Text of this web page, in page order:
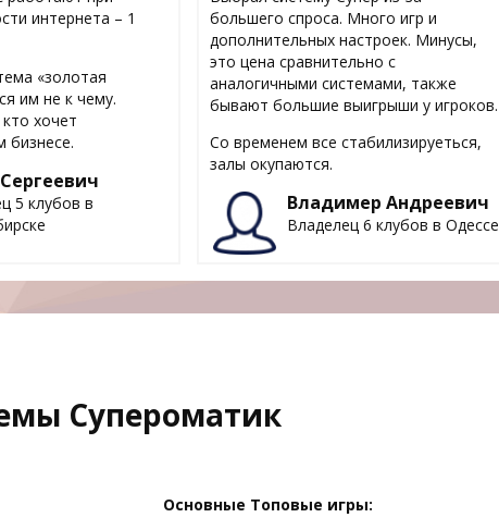
интернета – 1
«золотая
им не к чему.
хочет
бизнесе.
5 клубов в
большего спроса. Много игр и
дополнительных настроек. Минусы,
это цена сравнительно с
аналогичными системами, также
бывают большие выигрыши у игроков.
Со временем все стабилизируеться,
залы окупаются.
Владимер Андреевич
Владелец 6 клубов в Одессе
Супероматик
Основные Топовые игры: